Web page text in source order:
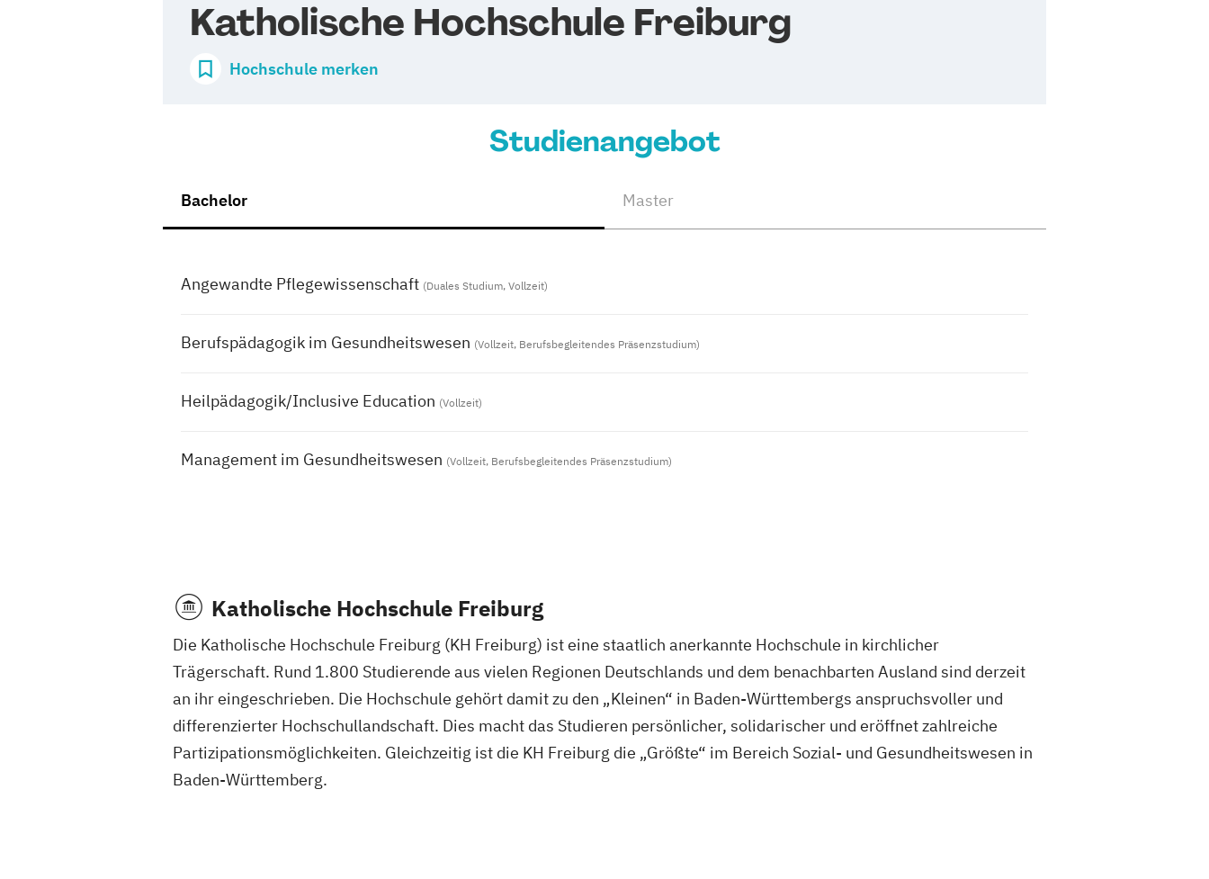
Katholische Hochschule Freiburg
Hochschule merken
Studienangebot
Bachelor Master
Angewandte Pflegewissenschaft (Duales Studium, Vollzeit)
Berufspädagogik im Gesundheitswesen (Vollzeit, Berufsbegleitendes Präsenzstudium)
Heilpädagogik/Inclusive Education (Vollzeit)
Management im Gesundheitswesen (Vollzeit, Berufsbegleitendes Präsenzstudium)
Katholische Hochschule Freiburg
Die Katholische Hochschule Freiburg (KH Freiburg) ist eine staatlich anerkannte Hochschule in kirchlicher
Trägerschaft. Rund 1.800 Studierende aus vielen Regionen Deutschlands und dem benachbarten Ausland sind derzeit
an ihr eingeschrieben. Die Hochschule gehört damit zu den „Kleinen“ in Baden-Württembergs anspruchsvoller und
differenzierter Hochschullandschaft. Dies macht das Studieren persönlicher, solidarischer und eröffnet zahlreiche
Partizipationsmöglichkeiten. Gleichzeitig ist die KH Freiburg die „Größte“ im Bereich Sozial- und Gesundheitswesen in
Baden-Württemberg.